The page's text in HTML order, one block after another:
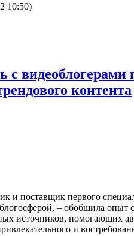
10:50)
с
контента
и поставщик первого
– обобщила опыт
источников, помогающих
и